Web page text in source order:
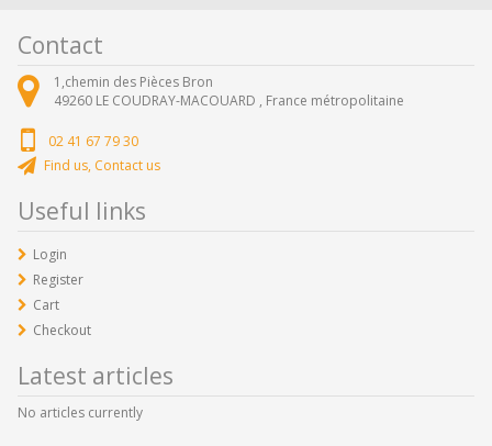
Contact
1,chemin des Pièces Bron
49260 LE COUDRAY-MACOUARD , France métropolitaine
02 41 67 79 30
Find us, Contact us
Useful links
Login
Register
Cart
Checkout
Latest articles
No articles currently